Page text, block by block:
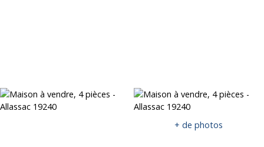
Mes favoris Espace vendeur Estimation
+ de photos